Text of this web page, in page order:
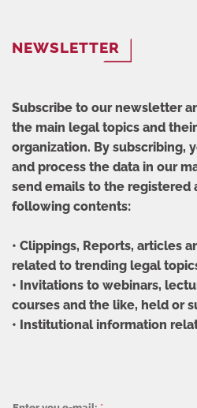
NEWSLETTER
Subscribe to our newsletter
the main legal topics and
organization. By subscribing,
and process the data in our
send emails to the registered
following contents:
• Clippings, Reports, articles
related to trending legal
• Invitations to webinars,
courses and the like, held or
• Institutional information